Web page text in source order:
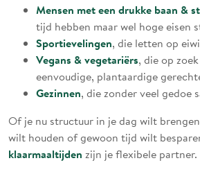
Mensen met een drukke baan &
tijd hebben maar wel hoge eisen
Sportievelingen, die letten op
Vegans & vegetariërs, die op
eenvoudige, plantaardige
Gezinnen, die zonder veel gedoe
Of je nu structuur in je dag wilt
wilt houden of gewoon tijd wilt
klaarmaaltijden zijn je flexibele partner.